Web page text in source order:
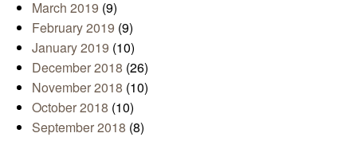
March 2019 (9)
February 2019 (9)
January 2019 (10)
December 2018 (26)
November 2018 (10)
October 2018 (10)
September 2018 (8)